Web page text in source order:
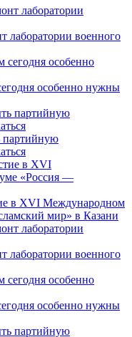
лаборатории военного
особенно нужны
партийную
в XVI Международном
мир» в Казани
лаборатории военного
особенно нужны